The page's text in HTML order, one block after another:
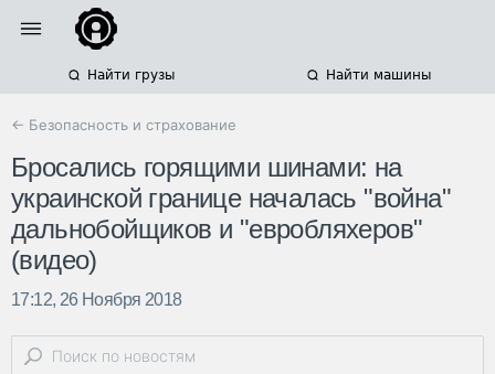
Найти грузы Найти машины
← Безопасность и страхование
Бросались горящими шинами: на
украинской границе началась "война"
дальнобойщиков и "евробляхеров"
(видео)
17:12, 26 Ноября 2018